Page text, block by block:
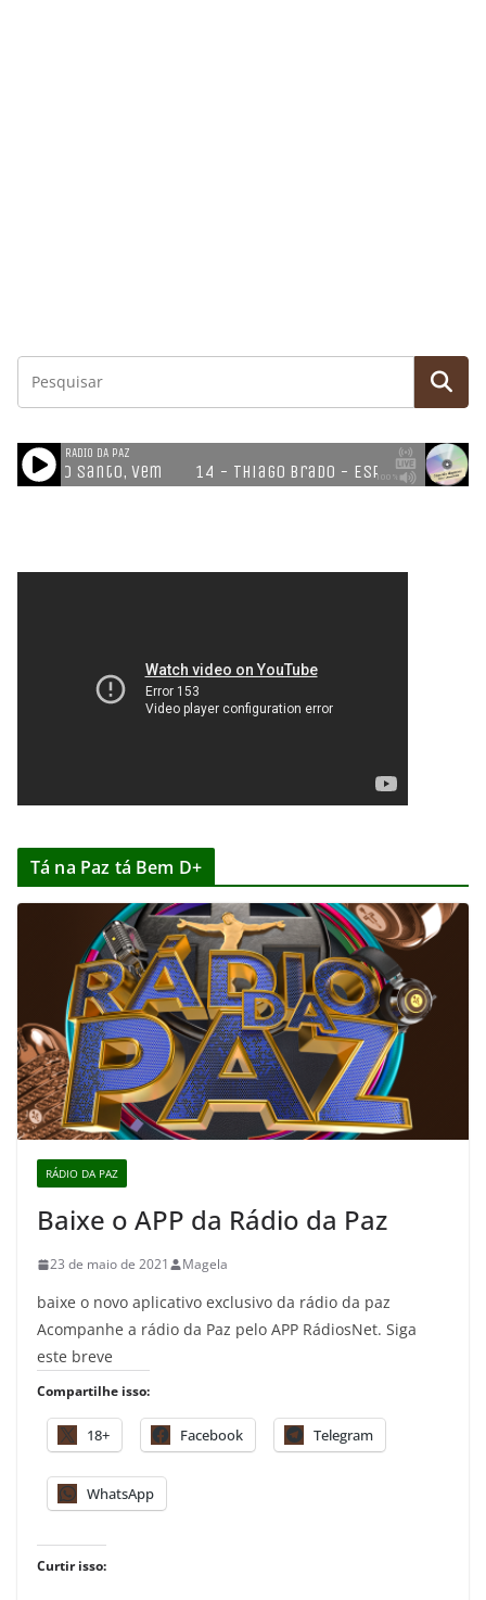
Tá na Paz tá Bem D+
RÁDIO DA PAZ
Baixe o APP da Rádio da Paz
23 de maio de 2021 Magela
baixe o novo aplicativo exclusivo da rádio da paz
Acompanhe a rádio da Paz pelo APP RádiosNet. Siga
este breve
Compartilhe isso:
18+ Facebook Telegram
WhatsApp
Curtir isso: